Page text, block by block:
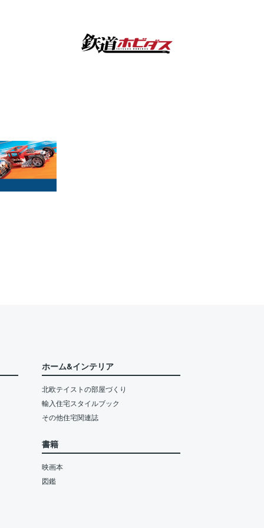
ホーム&インテリア
北欧テイストの部屋づくり
輸入住宅スタイルブック
その他住宅関連誌
書籍
映画本
図鑑